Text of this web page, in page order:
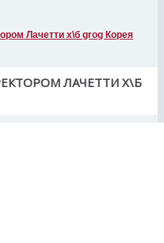
Лачетти х\б grog Корея
ЛАЧЕТТИ Х\Б